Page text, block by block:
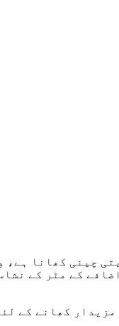
چینی کھانا ہے،
کے مٹر کے
مزیدار کھانے کے